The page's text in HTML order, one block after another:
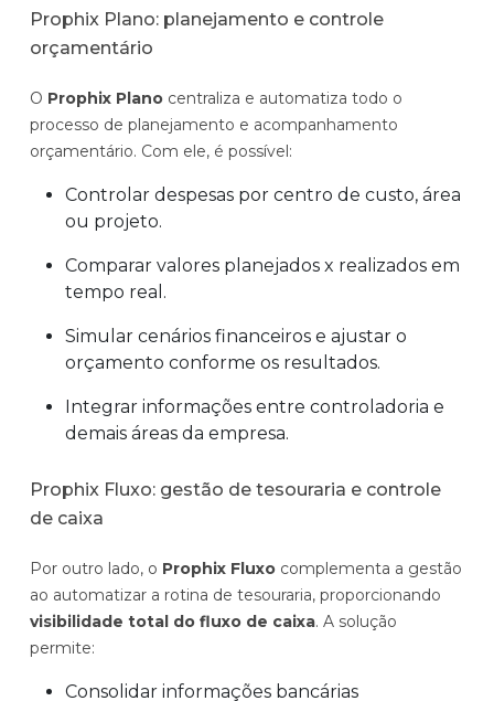
Prophix Plano: planejamento e controle
orçamentário
O Prophix Plano centraliza e automatiza todo o
processo de planejamento e acompanhamento
orçamentário. Com ele, é possível:
Controlar despesas por centro de custo, área
ou projeto.
Comparar valores planejados x realizados em
tempo real.
Simular cenários financeiros e ajustar o
orçamento conforme os resultados.
Integrar informações entre controladoria e
demais áreas da empresa.
Prophix Fluxo: gestão de tesouraria e controle
de caixa
Por outro lado, o Prophix Fluxo complementa a gestão
ao automatizar a rotina de tesouraria, proporcionando
visibilidade total do fluxo de caixa. A solução
permite:
Consolidar informações bancárias